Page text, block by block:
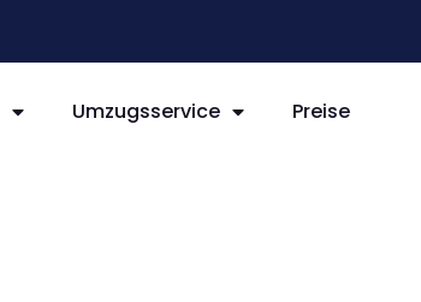
Umzugsservice Preise